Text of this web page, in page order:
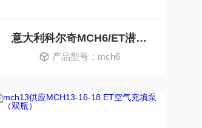
意大利科尔奇MCH6/ET潜水俱乐部空气充装泵
产品型号：mch6